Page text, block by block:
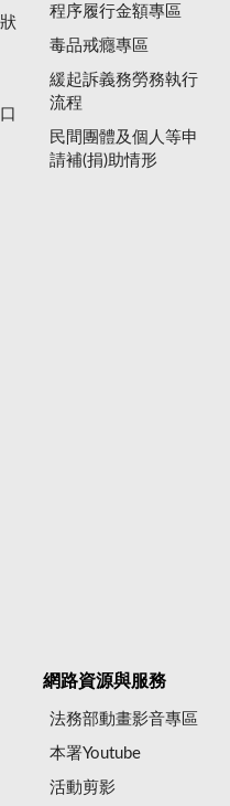
程序履行金額專區
毒品戒癮專區
緩起訴義務勞務執行
流程
民間團體及個人等申
請補(捐)助情形
網路資源與服務
法務部動畫影音專區
本署Youtube
活動剪影